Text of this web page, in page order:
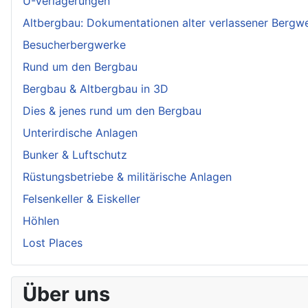
Altbergbau: Dokumentationen alter verlassener
Besucherbergwerke
Rund um den Bergbau
Bergbau & Altbergbau in 3D
Dies & jenes rund um den Bergbau
Unterirdische Anlagen
Bunker & Luftschutz
Rüstungsbetriebe & militärische Anlagen
Felsenkeller & Eiskeller
Höhlen
Lost Places
Über uns